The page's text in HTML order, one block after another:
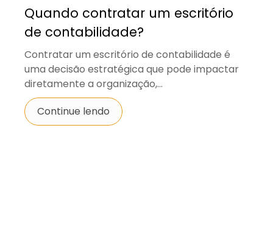
Quando contratar um escritório
de contabilidade?
Contratar um escritório de contabilidade é
uma decisão estratégica que pode impactar
diretamente a organização,...
Continue lendo